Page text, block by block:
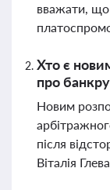
вважати,
Хто є
про
Новим
після
Віталія